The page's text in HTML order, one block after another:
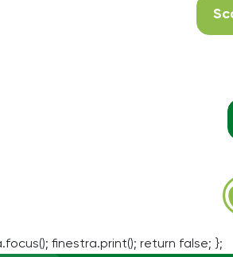
finestra.print(); return false; };